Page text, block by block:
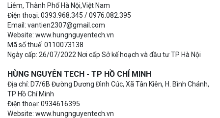
Liêm, Thành Phố Hà Nội,Việt Nam
Điện thoại: 0393.968.345 / 0976.082.395
Email: vantien2307@gmail.com
Website: www.hungnguyentech.vn
Mã số thuế: 0110073138
Ngày cấp: 26/07/2022 Nơi cấp Sở kế hoạch và đầu tư TP Hà Nội
HÙNG NGUYÊN TECH - TP HỒ CHÍ MINH
Địa chỉ: D7/6B Đường Dương Đình Cúc, Xã Tân Kiên, H. Bình Chánh,
TP Hồ Chí Minh
Điện thoại: 0934616395
Website: www.hungnguyentech.vn